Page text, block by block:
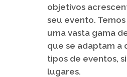
objetivos
seu evento.
uma vasta gama
que se adaptam a
tipos de eventos,
lugares.